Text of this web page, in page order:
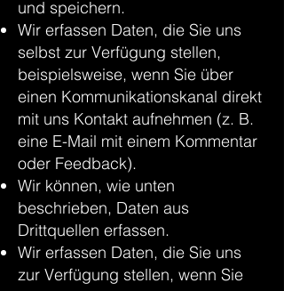
und speichern.
Wir erfassen Daten, die Sie uns
selbst zur Verfügung stellen,
beispielsweise, wenn Sie über
einen Kommunikationskanal direkt
mit uns Kontakt aufnehmen (z. B.
eine E-Mail mit einem Kommentar
oder Feedback).
Wir können, wie unten
beschrieben, Daten aus
Drittquellen erfassen.
Wir erfassen Daten, die Sie uns
zur Verfügung stellen, wenn Sie